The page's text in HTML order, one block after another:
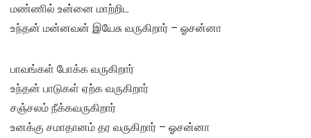
மண்ணில் உன்னை மாற்றிட
உந்தன் மன்னவன் இயேசு வருகிறார் – ஓசன்னா
பாவங்கள் போக்க வருகிறார்
உந்தன் பாடுகள் ஏற்க வருகிறார்
சஞ்சலம் நீக்கவருகிறார்
உனக்கு சமாதானம் தர வருகிறார் – ஓசன்னா